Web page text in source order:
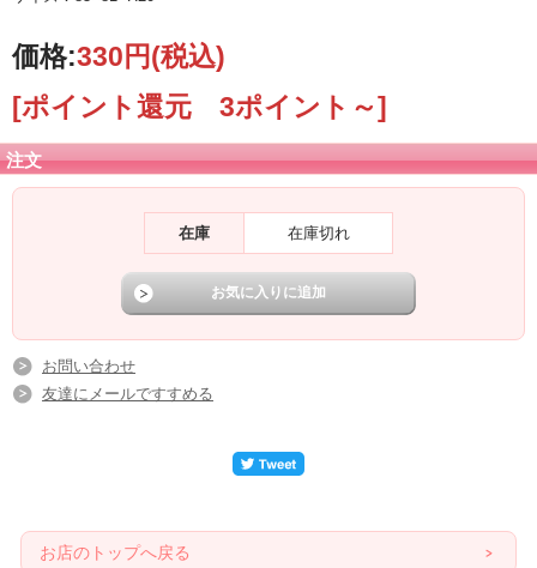
価格:330円(税込)
[ポイント還元 3ポイント～]
注文
在庫 在庫切れ
お問い合わせ
友達にメールですすめる
お店のトップへ戻る